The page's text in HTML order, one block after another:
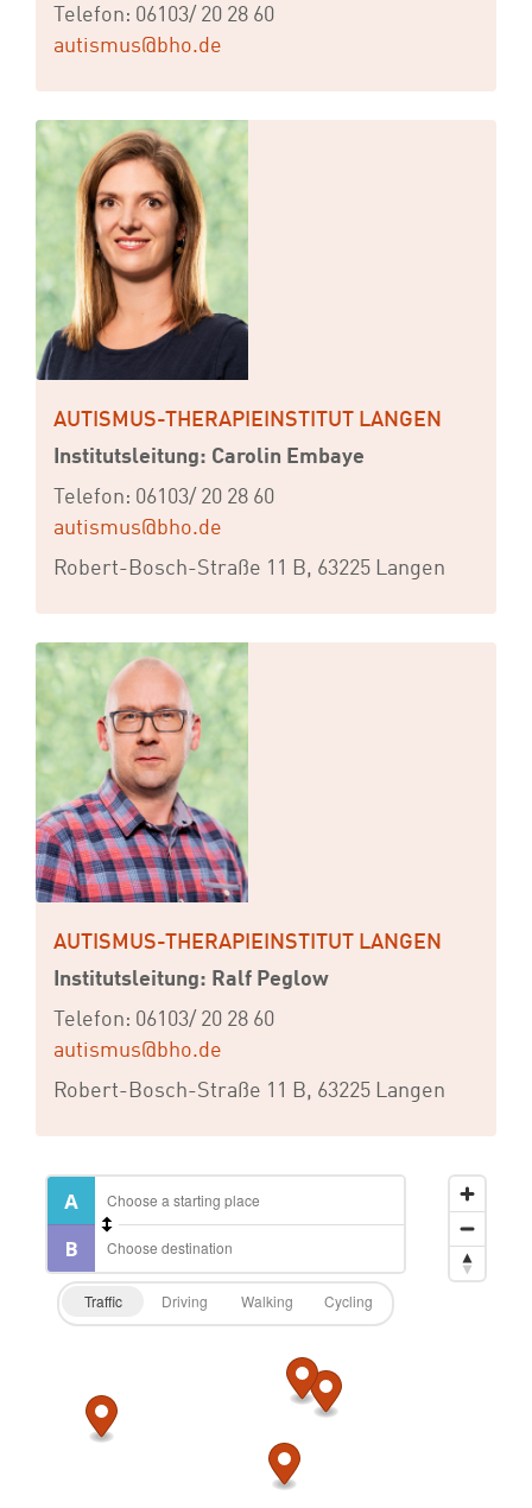
Telefon: 06103/ 20 28 60
autismus@bho.de
AUTISMUS-THERAPIEINSTITUT LANGEN
Institutsleitung: Carolin Embaye
Telefon: 06103/ 20 28 60
autismus@bho.de
Robert-Bosch-Straße 11 B, 63225 Langen
AUTISMUS-THERAPIEINSTITUT LANGEN
Institutsleitung: Ralf Peglow
Telefon: 06103/ 20 28 60
autismus@bho.de
Robert-Bosch-Straße 11 B, 63225 Langen
Traffic Driving Walking Cycling